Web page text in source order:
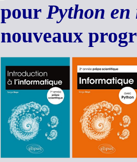
pour Python en
nouveaux